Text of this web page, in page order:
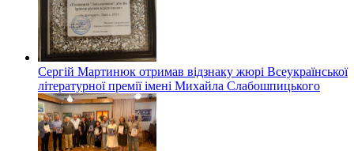
Сергій Мартинюк отримав відзнаку жюрі Всеукраїнської
літературної премії імені Михайла Слабошпицького